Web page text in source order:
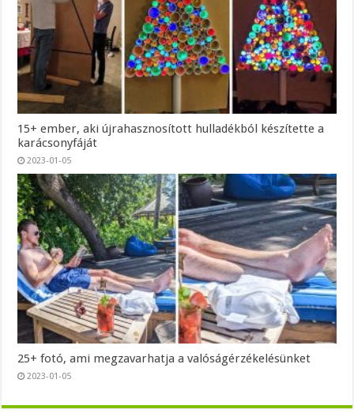
15+ ember, aki újrahasznosított hulladékból készítette a
karácsonyfáját
2023-01-05
25+ fotó, ami megzavarhatja a valóságérzékelésünket
2023-01-05